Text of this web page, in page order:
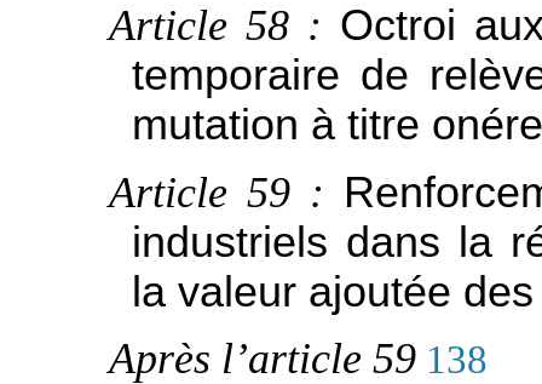
Article 58 : Octroi
temporaire de
mutation à titre
Article 59 :
industriels dans la
la valeur ajoutée
Après l’article 59138